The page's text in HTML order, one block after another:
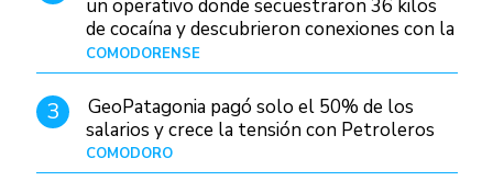
un operativo donde secuestraron 36 kilos
de cocaína y descubrieron conexiones con la
Patagonia
COMODORENSE
3
GeoPatagonia pagó solo el 50% de los
salarios y crece la tensión con Petroleros
COMODORO